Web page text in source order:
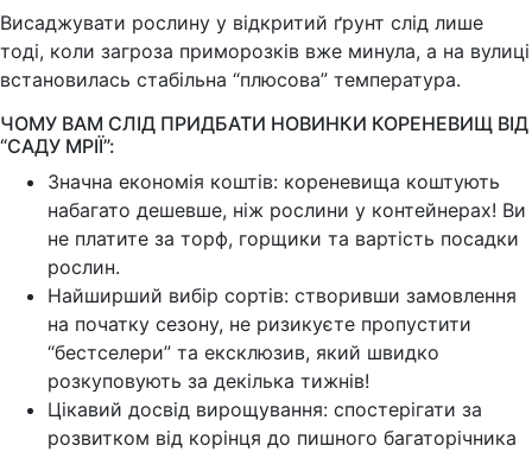
Висаджувати рослину у відкритий ґрунт слід лише
тоді, коли загроза приморозків вже минула, а на вулиці
встановилась стабільна “плюсова” температура.
ЧОМУ ВАМ СЛІД ПРИДБАТИ НОВИНКИ КОРЕНЕВИЩ ВІД
“САДУ МРІЇ”:
Значна економія коштів: кореневища коштують
набагато дешевше, ніж рослини у контейнерах! Ви
не платите за торф, горщики та вартість посадки
рослин.
Найширший вибір сортів: створивши замовлення
на початку сезону, не ризикуєте пропустити
“бестселери” та ексклюзив, який швидко
розкуповують за декілька тижнів!
Цікавий досвід вирощування: спостерігати за
розвитком від корінця до пишного багаторічника